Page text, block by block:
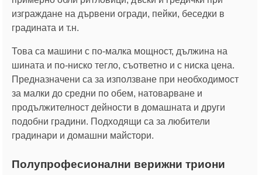
изграждане на дървени огради, пейки, беседки в
градината и т.н.
Това са машини с по-малка мощност, дължина на
шината и по-ниско тегло, съответно и с ниска цена.
Предназначени са за използване при необходимост
за малки до средни по обем, натоварване и
продължителност дейности в домашната и други
подобни градини. Подходящи са за любители
градинари и домашни майстори.
Полупрофесионални верижни триони